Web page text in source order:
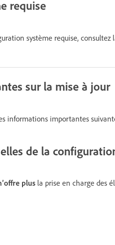
requise
système requise, consultez
sur la mise à jour
informations importantes
de la
plus la prise en charge des